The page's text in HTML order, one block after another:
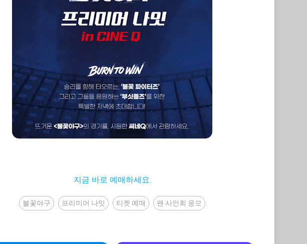
지금 바로 예매하세요.
불꽃야구 프리미어 나잇 티켓 예매 팬 사인회 응모